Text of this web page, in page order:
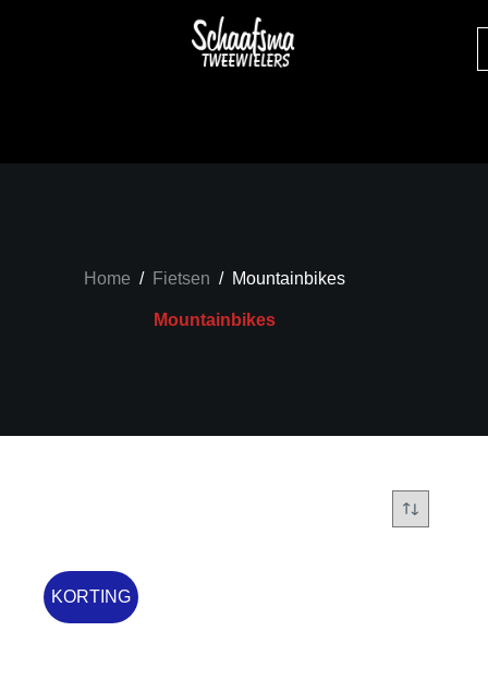
Home / Fietsen / Mountainbikes
Mountainbikes
KORTING